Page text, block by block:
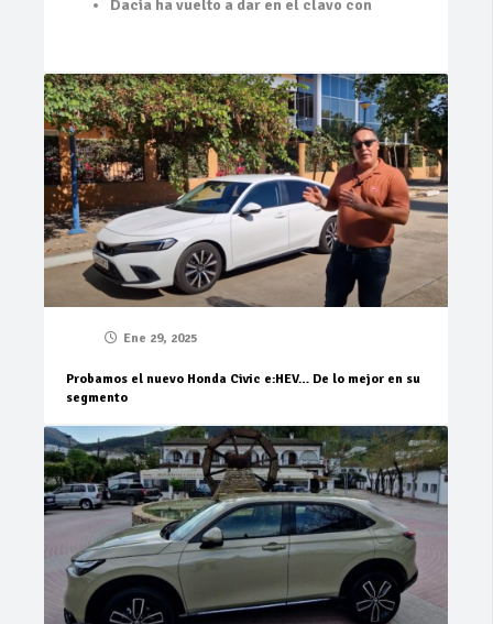
Dacia ha vuelto a dar en el clavo con
Ene 29, 2025
Probamos el nuevo Honda Civic e:HEV… De lo mejor en su
segmento